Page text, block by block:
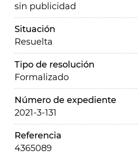
sin publicidad
Situación
Resuelta
Tipo de resolución
Formalizado
Número de expediente
2021-3-131
Referencia
4365089